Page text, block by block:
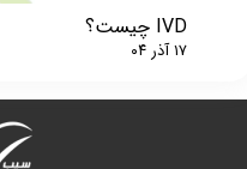
IVD چیست؟
۱۷ آذر ۰۴